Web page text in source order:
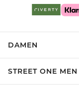
DAMEN
STREET ONE MEN